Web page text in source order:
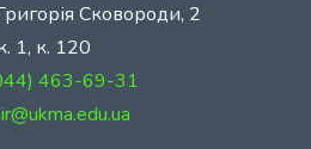
Сковороди, 2
1, к. 120
463-69-31